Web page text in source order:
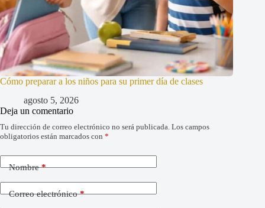
Cómo preparar a los niños para su primer día de clases
agosto 5, 2026
Deja un comentario
Tu dirección de correo electrónico no será publicada. Los campos
obligatorios están marcados con *
Nombre*
Correo electrónico*